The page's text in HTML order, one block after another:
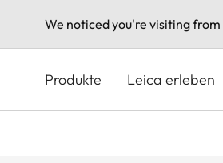
We noticed you're visiting from
Produkte Leica erleben